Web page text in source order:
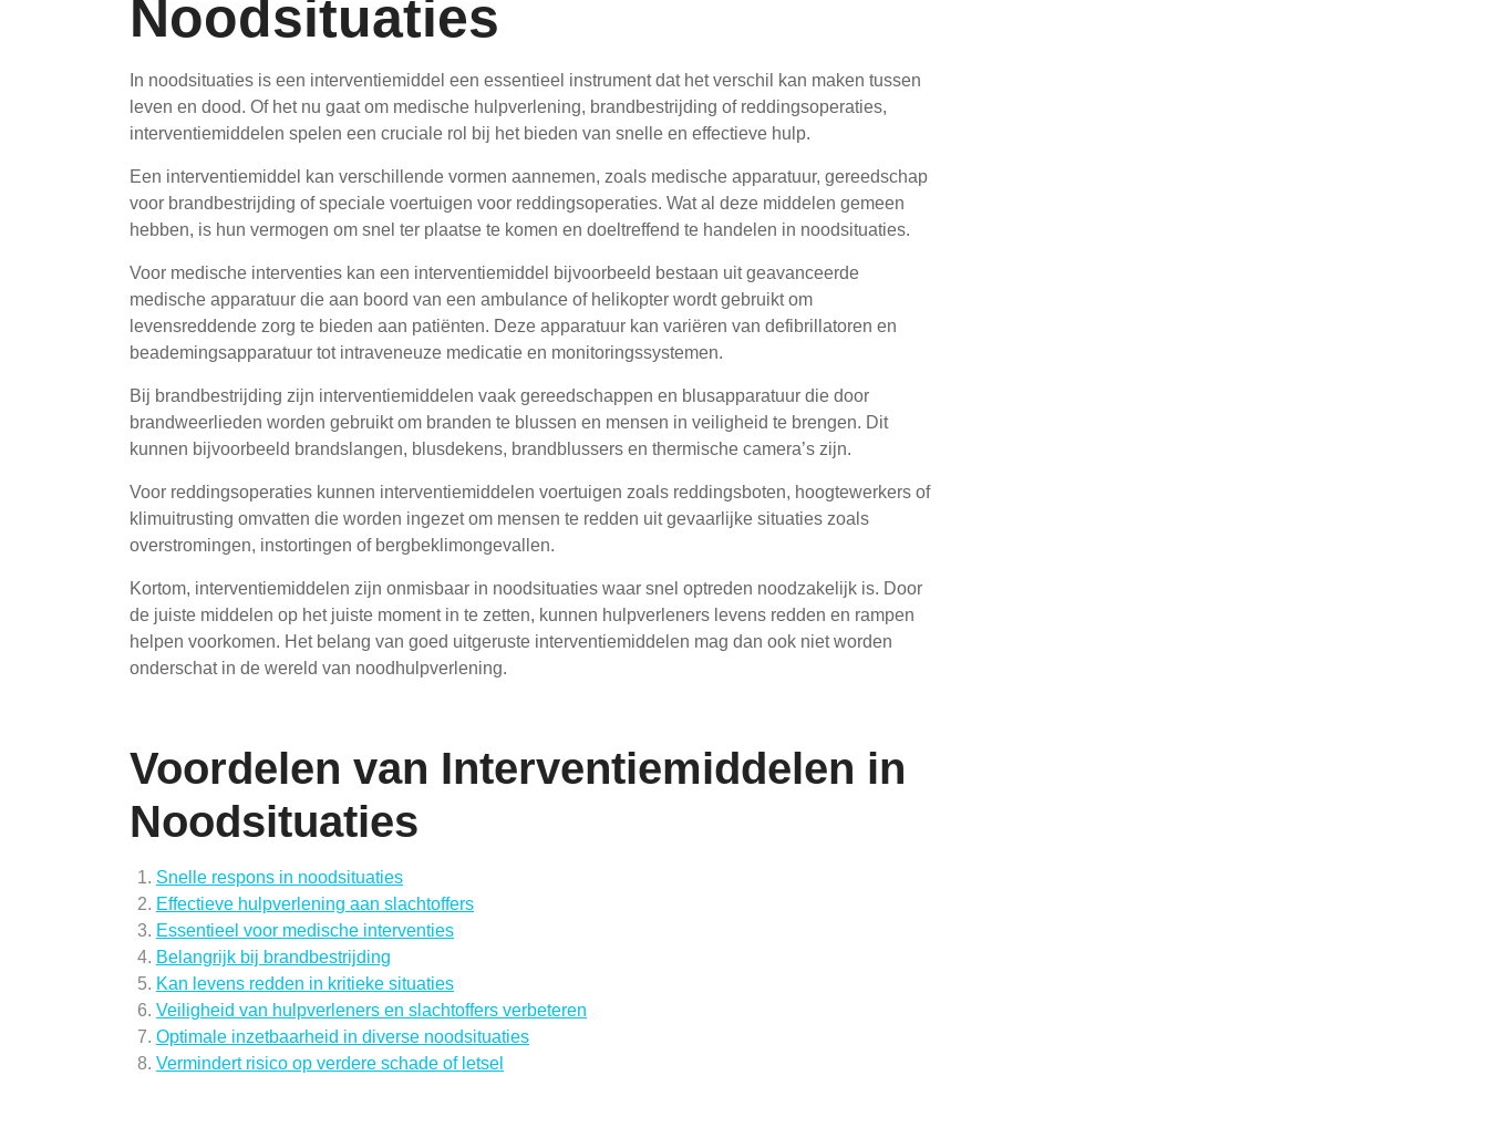
Noodsituaties
In noodsituaties is een interventiemiddel een essentieel instrument dat het verschil kan maken tussen
leven en dood. Of het nu gaat om medische hulpverlening, brandbestrijding of reddingsoperaties,
interventiemiddelen spelen een cruciale rol bij het bieden van snelle en effectieve hulp.
Een interventiemiddel kan verschillende vormen aannemen, zoals medische apparatuur, gereedschap
voor brandbestrijding of speciale voertuigen voor reddingsoperaties. Wat al deze middelen gemeen
hebben, is hun vermogen om snel ter plaatse te komen en doeltreffend te handelen in noodsituaties.
Voor medische interventies kan een interventiemiddel bijvoorbeeld bestaan uit geavanceerde
medische apparatuur die aan boord van een ambulance of helikopter wordt gebruikt om
levensreddende zorg te bieden aan patiënten. Deze apparatuur kan variëren van defibrillatoren en
beademingsapparatuur tot intraveneuze medicatie en monitoringssystemen.
Bij brandbestrijding zijn interventiemiddelen vaak gereedschappen en blusapparatuur die door
brandweerlieden worden gebruikt om branden te blussen en mensen in veiligheid te brengen. Dit
kunnen bijvoorbeeld brandslangen, blusdekens, brandblussers en thermische camera’s zijn.
Voor reddingsoperaties kunnen interventiemiddelen voertuigen zoals reddingsboten, hoogtewerkers of
klimuitrusting omvatten die worden ingezet om mensen te redden uit gevaarlijke situaties zoals
overstromingen, instortingen of bergbeklimongevallen.
Kortom, interventiemiddelen zijn onmisbaar in noodsituaties waar snel optreden noodzakelijk is. Door
de juiste middelen op het juiste moment in te zetten, kunnen hulpverleners levens redden en rampen
helpen voorkomen. Het belang van goed uitgeruste interventiemiddelen mag dan ook niet worden
onderschat in de wereld van noodhulpverlening.
Voordelen van Interventiemiddelen in
Noodsituaties
Snelle respons in noodsituaties
Effectieve hulpverlening aan slachtoffers
Essentieel voor medische interventies
Belangrijk bij brandbestrijding
Kan levens redden in kritieke situaties
Veiligheid van hulpverleners en slachtoffers verbeteren
Optimale inzetbaarheid in diverse noodsituaties
Vermindert risico op verdere schade of letsel